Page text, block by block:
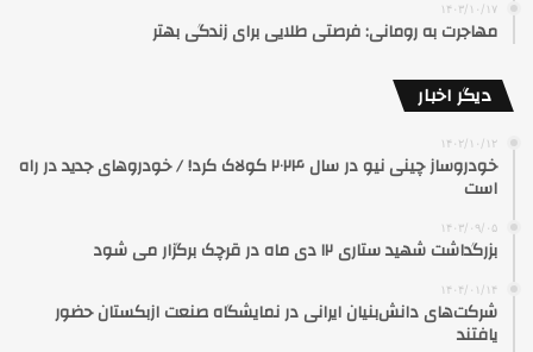
۱۴۰۳/۱۰/۱۷
مهاجرت به رومانی: فرصتی طلایی برای زندگی بهتر
دیگر اخبار
۱۴۰۲/۱۰/۱۲
خودروساز چینی نیو در سال ۲۰۲۴ کولاک کرد! / خودروهای جدید در راه
است
۱۴۰۳/۰۹/۰۵
بزرگداشت شهید ستاری ۱۲ دی ماه در قرچک برگزار می شود
۱۴۰۴/۰۱/۱۴
شرکت‌های دانش‌بنیان ایرانی در نمایشگاه صنعت ازبکستان حضور
یافتند